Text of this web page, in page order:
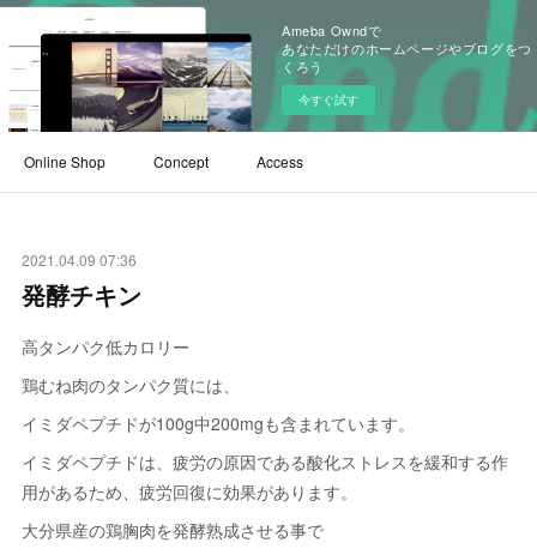
Ameba Owndで
あなただけのホームページやブログをつ
くろう
今すぐ試す
Online Shop Concept Access
2021.04.09 07:36
発酵チキン
高タンパク低カロリー
鶏むね肉のタンパク質には、
イミダペプチドが100g中200mgも含まれています。
イミダペプチドは、疲労の原因である酸化ストレスを緩和する作
用があるため、疲労回復に効果があります。
大分県産の鶏胸肉を発酵熟成させる事で